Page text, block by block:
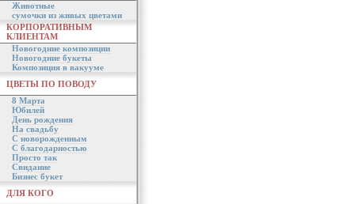
Животные
сумочки из живых цветами
КОРПОРАТИВНЫМ
КЛИЕНТАМ
Новогодние композиции
Новогодние букеты
Композиция в вакууме
ЦВЕТЫ ПО ПОВОДУ
8 Марта
Юбилей
День рождения
На свадьбу
С новорожденным
С благодарностью
Просто так
Свидание
Бизнес букет
ДЛЯ КОГО